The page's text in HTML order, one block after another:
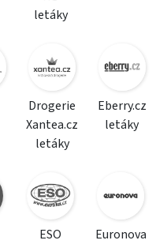
letáky
Drogerie
Xantea.cz
letáky
Eberry.cz
letáky
ESO
Euronova